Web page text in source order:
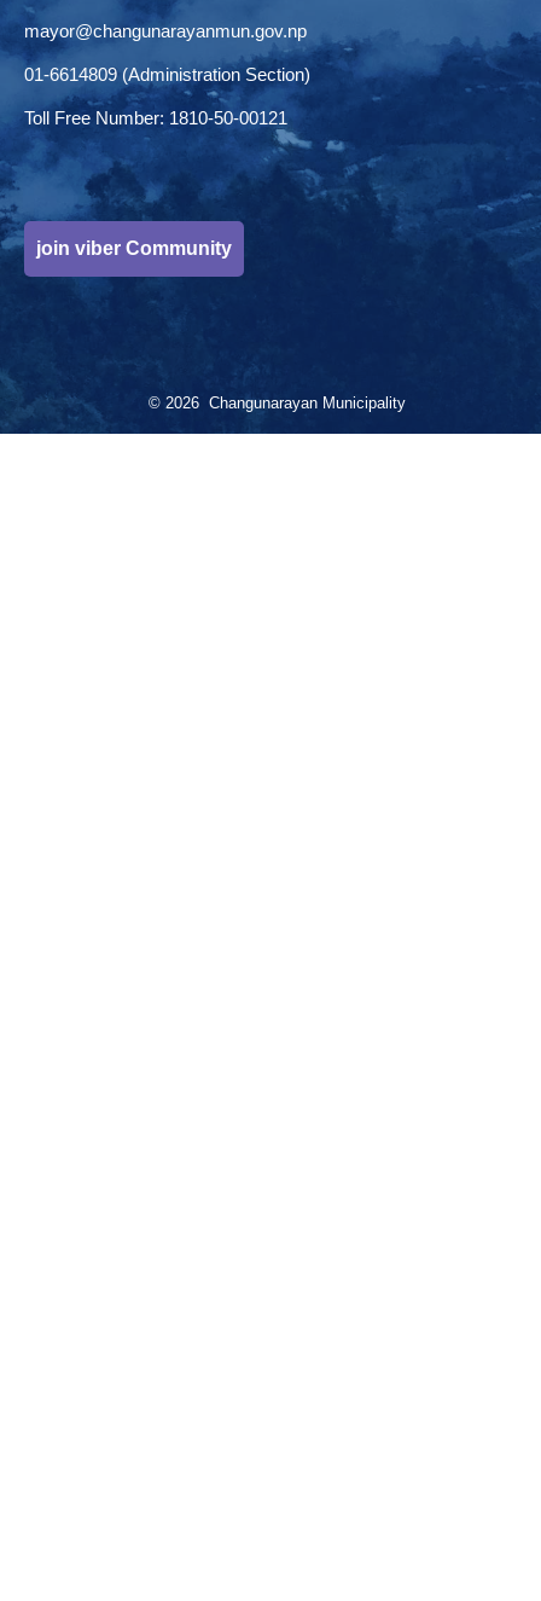
mayor@changunarayanmun.gov.np
01-6614809 (Administration Section)
Toll Free Number: 1810-50-00121
join viber Community
© 2026 Changunarayan Municipality